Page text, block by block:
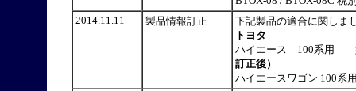
2014.11.11
製品情報訂正
下記製品の適合に関し
トヨタ
ハイエース 100系用
訂正後）
ハイエースワゴン 100系